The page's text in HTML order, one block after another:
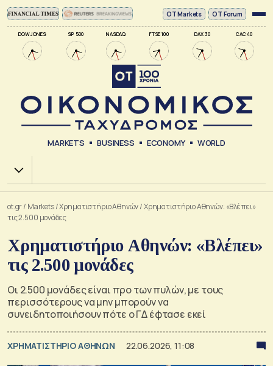
DOW JONES SP 500 NASDAQ FTSE 100 DAX 30 CAC 40
ΟΤ Markets OT Forum
MARKETS BUSINESS ECONOMY WORLD
Χ.Α.
ot.gr/ Markets/Xρηματιστήριο Αθηνών/Χρηματιστήριο Αθηνών: «Βλέπει»
τις 2.500 μονάδες
Χρηματιστήριο Αθηνών: «Βλέπει»
τις 2.500 μονάδες
Οι 2.500 μονάδες είναι προ των πυλών, με τους
περισσότερους να μην μπορούν να
συνειδητοποιήσουν πότε ο ΓΔ έφτασε εκεί
XΡΗΜΑΤΙΣΤΗΡΙΟ ΑΘΗΝΩΝ 22.06.2026, 11:08